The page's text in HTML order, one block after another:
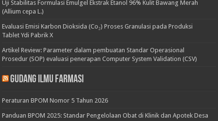
Uji Stabilitas Formulasi Emulgel Ekstrak Etanol 96% Kulit Bawang Merah
(Allium cepa L.)
Evaluasi Emisi Karbon Dioksida (Co₂) Proses Granulasi pada Produksi
Tablet Ydi Pabrik X
Artikel Review: Parameter dalam pembuatan Standar Operasional
Prosedur (SOP) evaluasi penerapan Computer System Validation (CSV)
Gudang Ilmu Farmasi
Peraturan BPOM Nomor 5 Tahun 2026
Panduan BPOM 2025: Standar Pengelolaan Obat di Klinik dan Apotek Desa